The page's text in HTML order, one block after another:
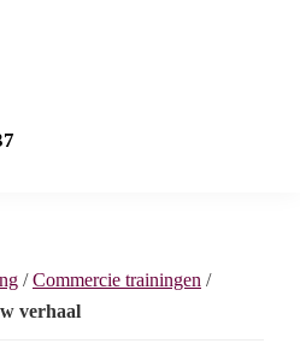
/Commercie trainingen /
verhaal